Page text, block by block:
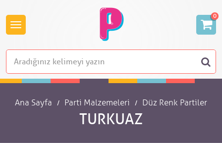
0
Ana Sayfa Parti Malzemeleri Düz Renk Partiler
TURKUAZ